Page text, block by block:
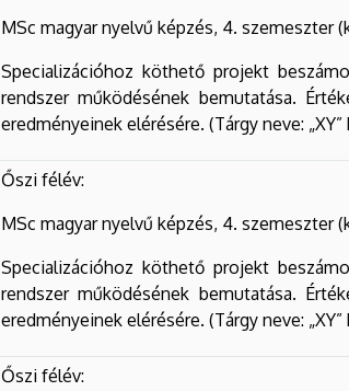
MSc magyar nyelvű képzés, 4. szemeszter
Specializációhoz köthető projekt
rendszer működésének bemutatása.
eredményeinek elérésére. (Tárgy neve:
Őszi félév:
MSc magyar nyelvű képzés, 4. szemeszter
Specializációhoz köthető projekt
rendszer működésének bemutatása.
eredményeinek elérésére. (Tárgy neve:
Őszi félév: